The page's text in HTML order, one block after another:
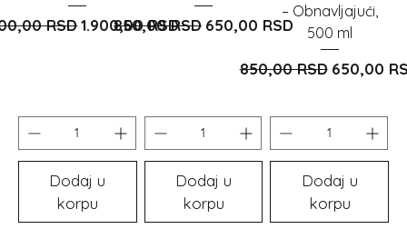
cijena
RSDCijena s popustom
1.900,00 RSD
Dodaj u
korpu
Redovna cijena
850,00 RSD Cijena s popustom
650,00 RSD
Dodaj u
korpu
– Obnavljajući,
500 ml
Redovna cijena
850,00 RSD Cijena s
650,00
Dodaj u
korpu